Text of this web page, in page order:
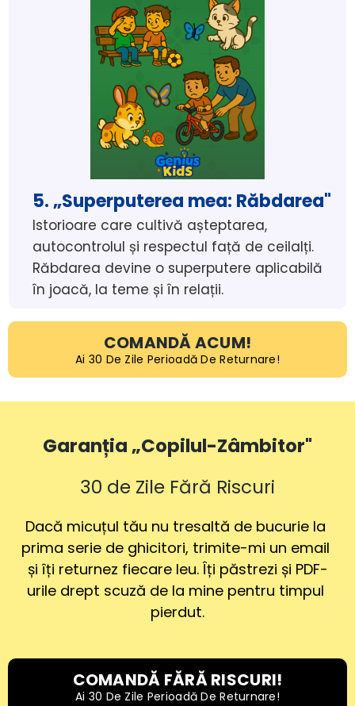
5. „Superputerea mea: Răbdarea"
Istorioare care cultivă așteptarea,
autocontrolul și respectul față de ceilalți.
Răbdarea devine o superputere aplicabilă
în joacă, la teme și în relații.
COMANDĂ ACUM!
Ai 30 De Zile Perioadă De Returnare!
Garanția „Copilul-Zâmbitor"
30 de Zile Fără Riscuri
Dacă micuțul tău nu tresaltă de bucurie la
prima serie de ghicitori, trimite-mi un email
și îți returnez fiecare leu. Îți păstrezi și PDF-
urile drept scuză de la mine pentru timpul
pierdut.
COMANDĂ FĂRĂ RISCURI!
Ai 30 De Zile Perioadă De Returnare!